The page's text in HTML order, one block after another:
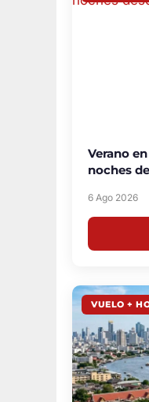
Verano
noches
6 Ago 2026
VUELO +